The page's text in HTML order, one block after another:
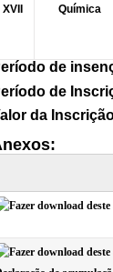
XVII Química
de
de
da